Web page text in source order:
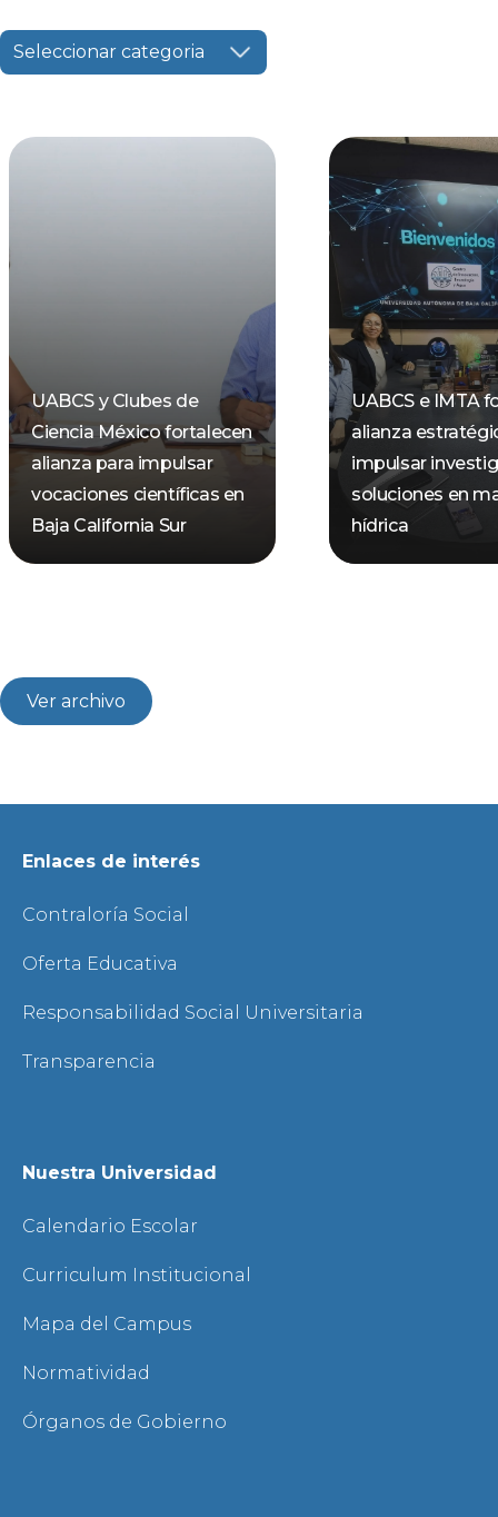
Seleccionar categoria
UABCS y Clubes de
Ciencia México fortalecen
alianza para impulsar
vocaciones científicas en
Baja California Sur
UABCS e IMTA
alianza
impulsar
soluciones en
hídrica
Ver archivo
Enlaces de interés
Contraloría Social
Oferta Educativa
Responsabilidad Social Universitaria
Transparencia
Nuestra Universidad
Calendario Escolar
Curriculum Institucional
Mapa del Campus
Normatividad
Órganos de Gobierno